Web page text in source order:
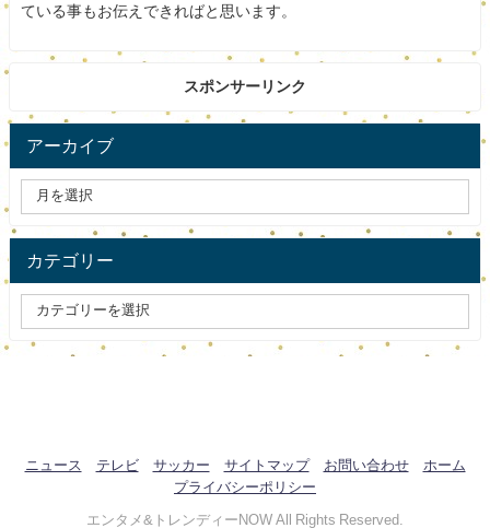
ている事もお伝えできればと思います。
スポンサーリンク
アーカイブ
カテゴリー
ニュース テレビ サッカー サイトマップ お問い合わせ
ホーム
プライバシーポリシー
エンタメ&トレンディーNOW All Rights Reserved.